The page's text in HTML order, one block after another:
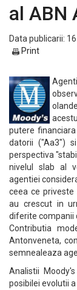
al ABN
Data publicarii:
Print
putere
datorii ("Aa3")
perspectiva
nivelul slab al
agentiei
ceea ce priveste
au crescut in
diferite companii
Contributia
Antonveneta,
semnealeaza
Analistii
posibilei evolutii